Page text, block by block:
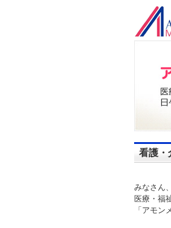
看護・
みなさん
医療・福
「アモン